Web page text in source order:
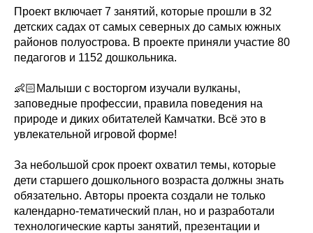
Проект включает 7 занятий, которые прошли в 32
детских садах от самых северных до самых южных
районов полуострова. В проекте приняли участие 80
педагогов и 1152 дошкольника.
👶🏻Малыши с восторгом изучали вулканы,
заповедные профессии, правила поведения на
природе и диких обитателей Камчатки. Всё это в
увлекательной игровой форме!
За небольшой срок проект охватил темы, которые
дети старшего дошкольного возраста должны знать
обязательно. Авторы проекта создали не только
календарно-тематический план, но и разработали
технологические карты занятий, презентации и